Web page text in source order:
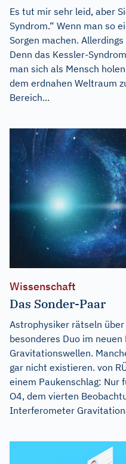
Es tut mir sehr leid, aber
Syndrom.“ Wenn man so
Sorgen machen.
Denn das Kessler-
man sich als Mensch
dem erdnahen Weltraum
Bereich...
Wissenschaft
Das Sonder-Paar
Astrophysiker rätseln
besonderes Duo im neuen
Gravitationswellen.
gar nicht existieren. von
einem Paukenschlag: Nur
O4, dem vierten
Interferometer